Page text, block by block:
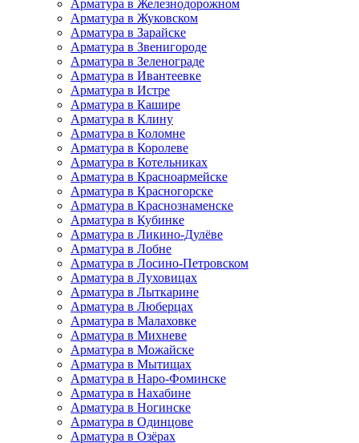
Арматура в Железнодорожном
Арматура в Жуковском
Арматура в Зарайске
Арматура в Звенигороде
Арматура в Зеленограде
Арматура в Ивантеевке
Арматура в Истре
Арматура в Кашире
Арматура в Клину
Арматура в Коломне
Арматура в Королеве
Арматура в Котельниках
Арматура в Красноармейске
Арматура в Красногорске
Арматура в Краснознаменске
Арматура в Кубинке
Арматура в Ликино-Дулёве
Арматура в Лобне
Арматура в Лосино-Петровском
Арматура в Луховицах
Арматура в Лыткарине
Арматура в Люберцах
Арматура в Малаховке
Арматура в Михневе
Арматура в Можайске
Арматура в Мытищах
Арматура в Наро-Фоминске
Арматура в Нахабине
Арматура в Ногинске
Арматура в Одинцове
Арматура в Озёрах